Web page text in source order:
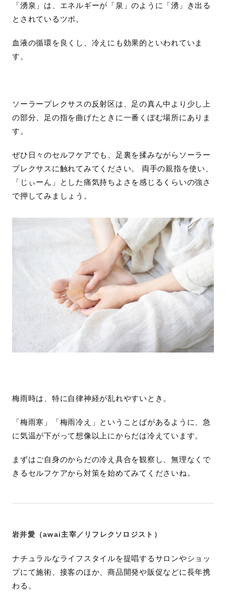
「湧泉」は、エネルギーが「泉」のように「湧」き出る
とされているツボ。
血液の循環を良くし、冷えにも効果的といわれていま
す。
ソーラープレクサスの反射区は、足の真ん中より少し上
の部分、足の指を曲げたときに一番くぼむ場所にありま
す。
ぜひ日々のセルフケアでも、足裏を揉みながらソーラー
プレクサスに触れてみてください。 両手の親指を使い、
「じぃーん」とした痛気持ちよさを感じるくらいの強さ
で押してみましょう。
梅雨時は、特に自律神経が乱れやすいとき。
「梅雨寒」「梅雨冷え」ということばがあるように、急
に気温が下がって想像以上にからだは冷えています。
まずはご自身のからだの冷え具合を観察し、無理なくで
きるセルフケアから対策を始めてみてくださいね。
岩井愛（awai主宰／リフレクソロジスト）
ナチュラルなライフスタイルを提唱するサロンやショッ
プにて施術、接客のほか、商品開発や販促などに長年携
わる。